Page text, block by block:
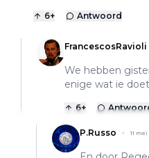
6+ Antwoord
FrancescosRavioli
We hebben
enige wat ie
6+
P.Russo 11 mei